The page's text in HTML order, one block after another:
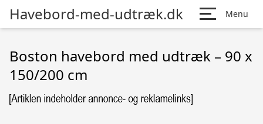
Havebord-med-udtræk.dk Menu
Boston havebord med udtræk – 90 x
150/200 cm